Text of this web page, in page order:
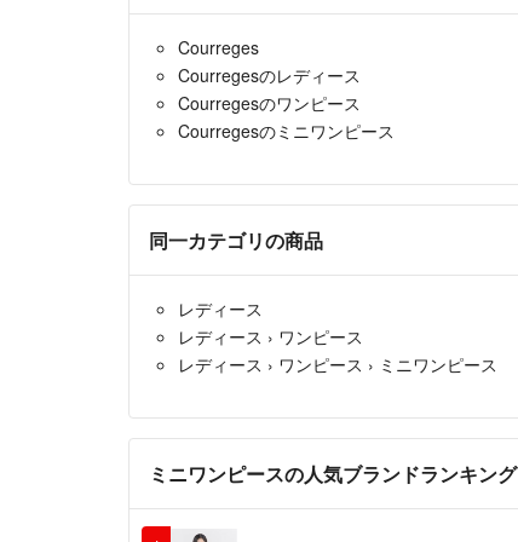
Courreges
Courregesのレディース
Courregesのワンピース
Courregesのミニワンピース
同一カテゴリの商品
レディース
レディース › ワンピース
レディース › ワンピース › ミニワンピース
ミニワンピースの人気ブランドランキング